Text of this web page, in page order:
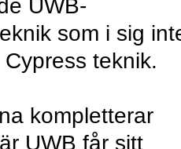
UWB-
som i sig
teknik.
kompletterar
UWB får sitt